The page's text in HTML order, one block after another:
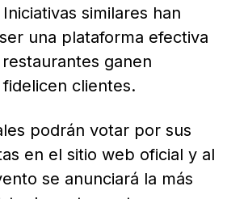
similares han
una plataforma efectiva
ganen
clientes.
podrán votar por sus
en el sitio web oficial y al
se anunciará la más